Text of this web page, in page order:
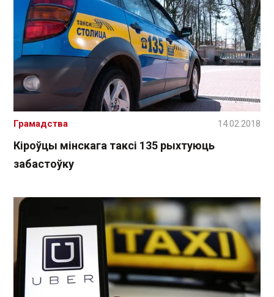
Кіроўцы мінскага таксі 135 рыхтуюць
забастоўку
Грамадства 14.02.2018